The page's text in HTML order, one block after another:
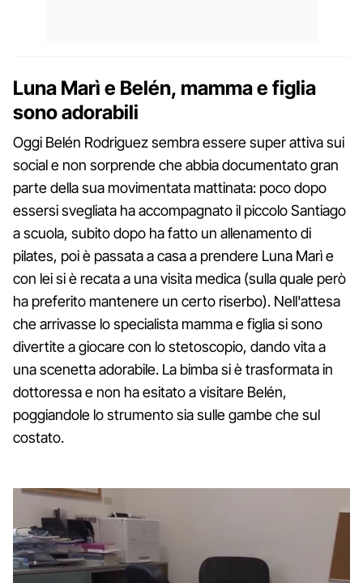
Luna Marì e Belén, mamma e figlia
sono adorabili
Oggi Belén Rodriguez sembra essere super attiva sui
social e non sorprende che abbia documentato gran
parte della sua movimentata mattinata: poco dopo
essersi svegliata ha accompagnato il piccolo Santiago
a scuola, subito dopo ha fatto un allenamento di
pilates, poi è passata a casa a prendere Luna Marì e
con lei si è recata a una visita medica (sulla quale però
ha preferito mantenere un certo riserbo). Nell'attesa
che arrivasse lo specialista mamma e figlia si sono
divertite a giocare con lo stetoscopio, dando vita a
una scenetta adorabile. La bimba si è trasformata in
dottoressa e non ha esitato a visitare Belén,
poggiandole lo strumento sia sulle gambe che sul
costato.